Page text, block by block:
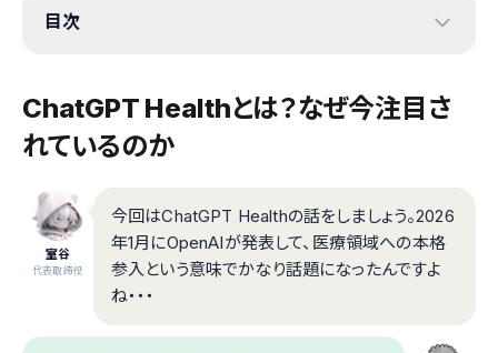
目次
ChatGPT Healthとは？なぜ今注目さ
れているのか
室谷
代表取締役
今回はChatGPT Healthの話をしましょう。2026
年1月にOpenAIが発表して、医療領域への本格
参入という意味でかなり話題になったんですよ
ね・・・